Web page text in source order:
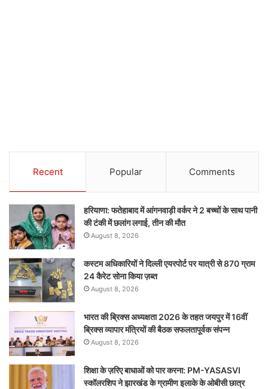
Recent Popular Comments
हरियाणा: फतेहाबाद में आंगनवाड़ी वर्कर ने 2 बच्चों के साथ पानी
की टंकी में छलांग लगाई, तीन की मौत
August 8, 2026
कस्टम अधिकारियों ने दिल्ली एयरपोर्ट पर यात्री से 870 ग्राम
24 कैरेट सोना किया ज़ब्त
August 8, 2026
भारत की ब्रिक्‍स अध्यक्षता 2026 के तहत जयपुर में 16वीं
ब्रिक्‍स व्यापार मंत्रियों की बैठक सफलतापूर्वक संपन्न
August 8, 2026
शिक्षा के ज़रिए बाधाओं को पार करना: PM-YASASVI
स्कॉलरशिप ने झारखंड के ग्रामीण इलाके के ओबीसी छात्र